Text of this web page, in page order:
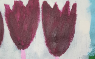
e
n
,
N